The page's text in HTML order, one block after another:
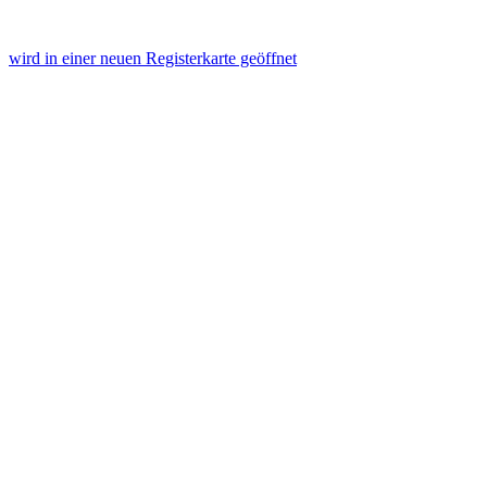
wird in einer neuen Registerkarte geöffnet